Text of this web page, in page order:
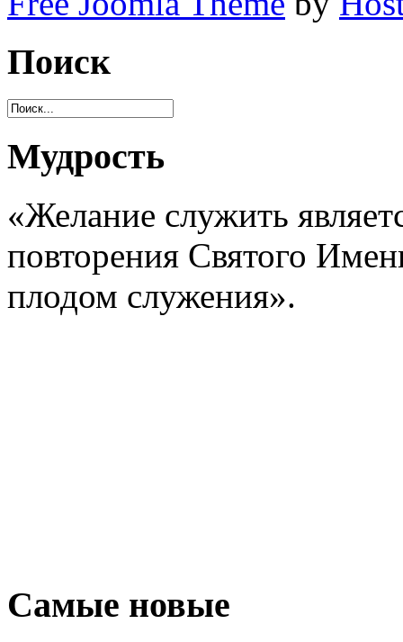
Поиск
Мудрость
«Желание служить
повторения Святого
плодом служения».
Самые новые